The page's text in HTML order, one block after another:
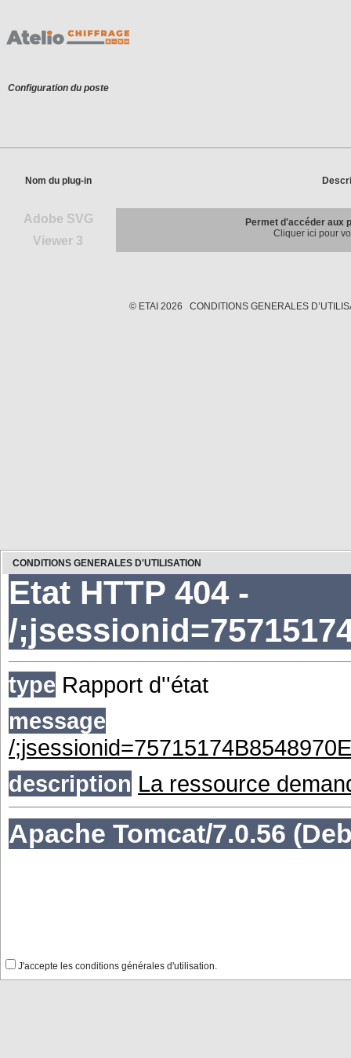
Configuration du poste
Nom du plug-in
Adobe SVG
Viewer 3
Permet d'accéder aux
Cliquer ici pour
Cliquer sur le bouton à droite pour lancer
Attendre le
© ETAI 2026 CONDITIONS GENERALES
CONDITIONS GENERALES D'UTILISATION
J'accepte les conditions générales d'utilisation.